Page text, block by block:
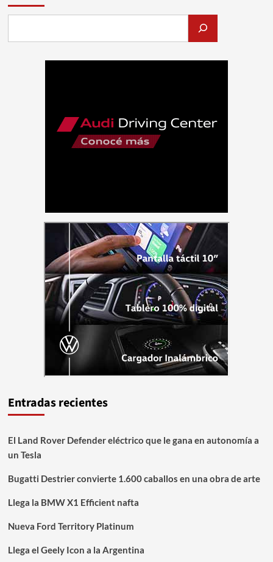
como
Stellantis
Entradas recientes
El Land Rover Defender eléctrico que le gana en autonomía a
un Tesla
Bugatti Destrier convierte 1.600 caballos en una obra de arte
Llega la BMW X1 Efficient nafta
Nueva Ford Territory Platinum
Llega el Geely Icon a la Argentina